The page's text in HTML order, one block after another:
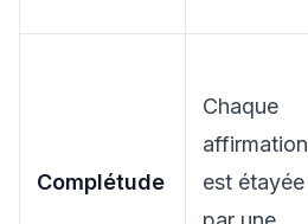
Complétude
Chaque
affirmation
est étayée